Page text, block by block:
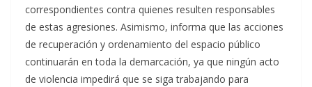
correspondientes contra quienes resulten responsables
de estas agresiones. Asimismo, informa que las acciones
de recuperación y ordenamiento del espacio público
continuarán en toda la demarcación, ya que ningún acto
de violencia impedirá que se siga trabajando para